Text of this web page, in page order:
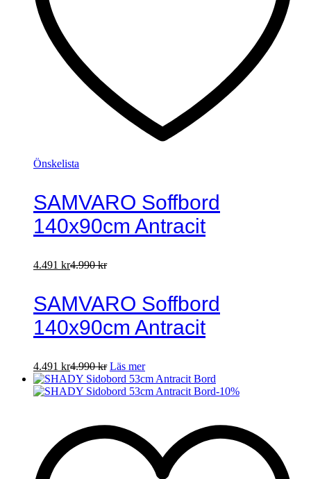
Önskelista
SAMVARO Soffbord
140x90cm Antracit
4.491 kr4.990kr
SAMVARO Soffbord
140x90cm Antracit
4.491 kr4.990kr Läs mer
-10%